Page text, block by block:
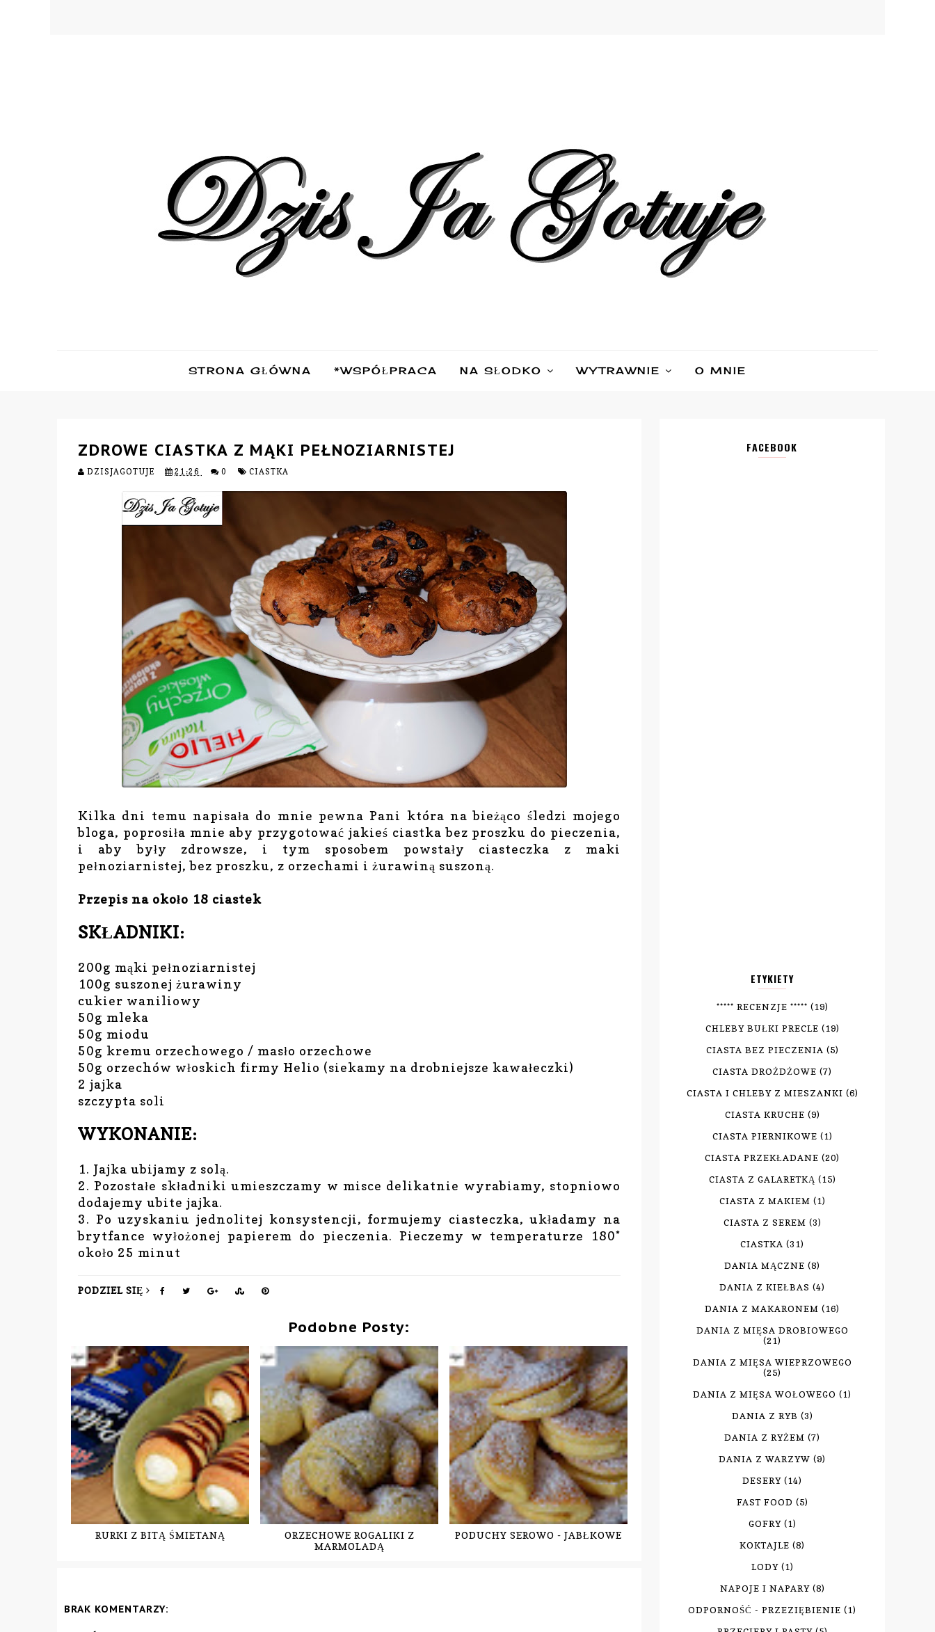
STRONA GŁÓWNA *WSPÓŁPRACA NA SŁODKO WYTRAWNIE O MNIE
ZDROWE CIASTKA Z MĄKI PEŁNOZIARNISTEJ
DZISJAGOTUJE 21:26 0 CIASTKA
Kilka dni temu napisała do mnie pewna Pani która na bieżąco śledzi mojego
bloga, poprosiła mnie aby przygotować jakieś ciastka bez proszku do pieczenia,
i aby były zdrowsze, i tym sposobem powstały ciasteczka z maki
pełnoziarnistej, bez proszku, z orzechami i żurawiną suszoną.
Przepis na około 18 ciastek
SKŁADNIKI:
200g mąki pełnoziarnistej
100g suszonej żurawiny
cukier waniliowy
50g mleka
50g miodu
50g kremu orzechowego / masło orzechowe
50g orzechów włoskich firmy Helio (siekamy na drobniejsze kawałeczki)
2 jajka
szczypta soli
WYKONANIE:
1. Jajka ubijamy z solą.
2. Pozostałe składniki umieszczamy w misce delikatnie wyrabiamy, stopniowo
dodajemy ubite jajka.
3. Po uzyskaniu jednolitej konsystencji, formujemy ciasteczka, układamy na
brytfance wyłożonej papierem do pieczenia. Pieczemy w temperaturze 180*
około 25 minut
PODZIEL SIĘ
Podobne Posty:
RURKI Z BITĄ ŚMIETANĄ
ORZECHOWE ROGALIKI Z
MARMOLADĄ
PODUCHY SEROWO - JABŁKOWE
BRAK KOMENTARZY:
FACEBOOK
ETYKIETY
***** RECENZJE ***** (19)
CHLEBY BUŁKI PRECLE (19)
CIASTA BEZ PIECZENIA (5)
CIASTA DROŻDŻOWE (7)
CIASTA I CHLEBY Z MIESZANKI (6)
CIASTA KRUCHE (9)
CIASTA PIERNIKOWE (1)
CIASTA PRZEKŁADANE (20)
CIASTA Z GALARETKĄ (15)
CIASTA Z MAKIEM (1)
CIASTA Z SEREM (3)
CIASTKA (31)
DANIA MĄCZNE (8)
DANIA Z KIEŁBAS (4)
DANIA Z MAKARONEM (16)
DANIA Z MIĘSA DROBIOWEGO
(21)
DANIA Z MIĘSA WIEPRZOWEGO
(25)
DANIA Z MIĘSA WOŁOWEGO (1)
DANIA Z RYB (3)
DANIA Z RYŻEM (7)
DANIA Z WARZYW (9)
DESERY (14)
FAST FOOD (5)
GOFRY (1)
KOKTAJLE (8)
LODY (1)
NAPOJE I NAPARY (8)
ODPORNOŚĆ - PRZEZIĘBIENIE (1)